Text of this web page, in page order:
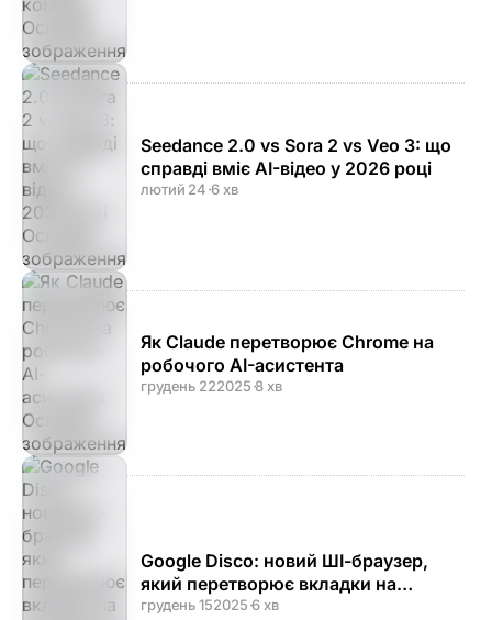
Seedance 2.0 vs Sora 2 vs Veo 3: що
справді вміє AI-відео у 2026 році
лютий 24·6 хв
Як Claude перетворює Chrome на
робочого AI-асистента
грудень 222025·8 хв
Google Disco: новий ШІ-браузер,
який перетворює вкладки на
персональні додатки
грудень 152025·6 хв